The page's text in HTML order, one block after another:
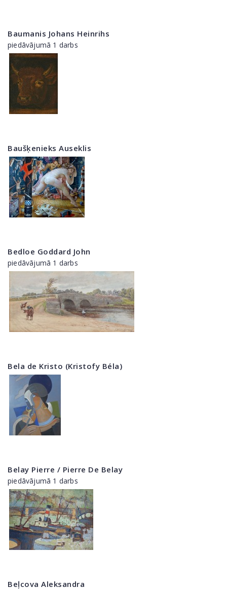
Baumanis Johans Heinrihs
piedāvājumā 1 darbs
Baušķenieks Auseklis
Bedloe Goddard John
piedāvājumā 1 darbs
Bela de Kristo (Kristofy Béla)
Belay Pierre / Pierre De Belay
piedāvājumā 1 darbs
Beļcova Aleksandra